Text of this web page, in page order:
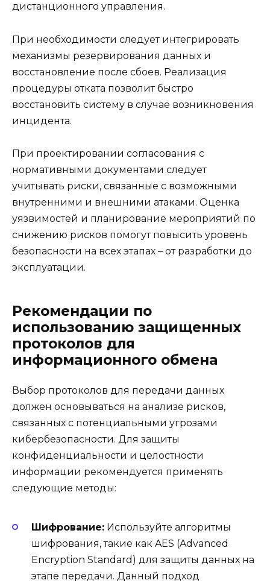
дистанционного управления.
При необходимости следует интегрировать
механизмы резервирования данных и
восстановление после сбоев. Реализация
процедуры отката позволит быстро
восстановить систему в случае возникновения
инцидента.
При проектировании согласования с
нормативными документами следует
учитывать риски, связанные с возможными
внутренними и внешними атаками. Оценка
уязвимостей и планирование мероприятий по
снижению рисков помогут повысить уровень
безопасности на всех этапах – от разработки до
эксплуатации.
Рекомендации по
использованию защищенных
протоколов для
информационного обмена
Выбор протоколов для передачи данных
должен основываться на анализе рисков,
связанных с потенциальными угрозами
кибербезопасности. Для защиты
конфиденциальности и целостности
информации рекомендуется применять
следующие методы:
Шифрование: Используйте алгоритмы
шифрования, такие как AES (Advanced
Encryption Standard) для защиты данных на
этапе передачи. Данный подход